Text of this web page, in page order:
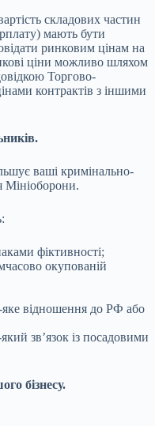
складових частин
мають бути
ринковим цінам на
ціни можливо шляхом
Торгово-
контрактів з іншими
ваші кримінально-
Мініоборони.
фіктивності;
окупованій
відношення до РФ або
зв’язок із посадовими
бізнесу.